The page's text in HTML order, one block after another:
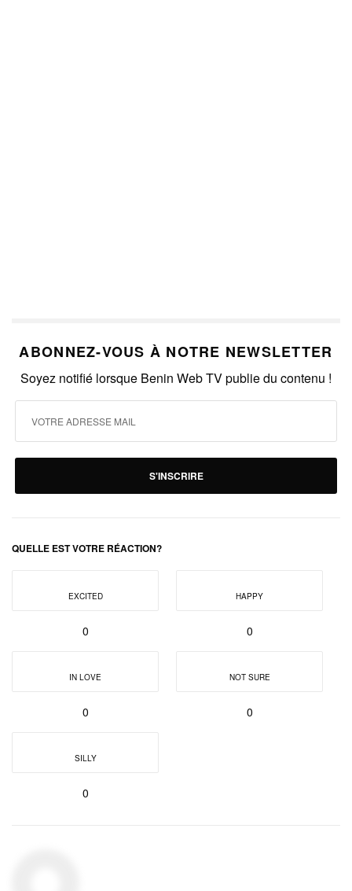
ABONNEZ-VOUS À NOTRE NEWSLETTER
Soyez notifié lorsque Benin Web TV publie du contenu !
S'INSCRIRE
QUELLE EST VOTRE RÉACTION?
EXCITED
0
HAPPY
0
IN LOVE
0
NOT SURE
0
SILLY
0